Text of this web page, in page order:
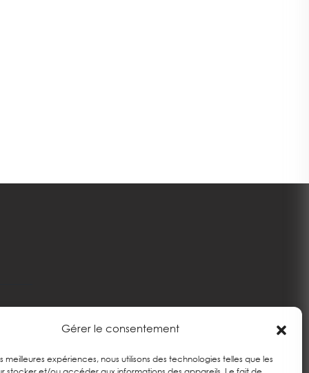
Gérer le consentement
meilleures expériences, nous utilisons des technologies telles que les